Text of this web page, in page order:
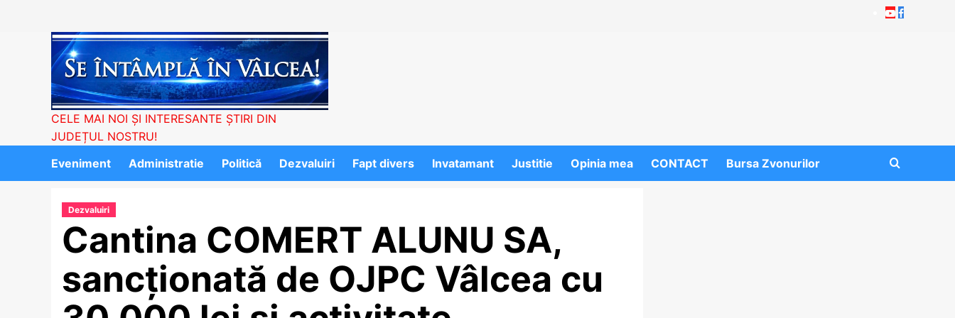
Youtube
Facebook
CELE MAI NOI ȘI INTERESANTE ȘTIRI DIN
JUDEȚUL NOSTRU!
Eveniment
Administratie Politică Dezvaluiri Fapt divers Invatamant Justitie Opinia mea CONTACT Bursa Zvonurilor
Dezvaluiri
Cantina COMERT ALUNU SA,
sancționată de OJPC Vâlcea cu